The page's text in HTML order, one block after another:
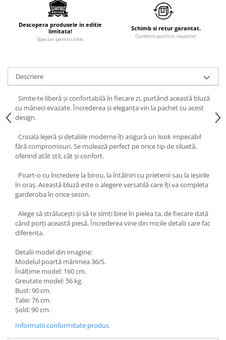
Descopera produsele in editie
limitata!
Special pentru tine.
Schimb si retur garantat.
Conform politicii noastre!
Descriere
Simte-te liberă și confortabilă în fiecare zi, purtând această bluză
cu mâneci evazate. Încrederea și eleganța vin la pachet cu acest
design.
Croiala lejeră și detaliile moderne îți asigură un look impecabil
fără compromisuri. Se mulează perfect pe orice tip de siluetă,
oferind atât stil, cât și confort.
Poart-o cu încredere la birou, la întâlniri cu prietenii sau la ieșirile
în oraș. Această bluză este o alegere versatilă care îți va completa
garderoba în orice sezon.
Alege să strălucești și să te simți bine în pielea ta, de fiecare dată
când porți această piesă. Încrederea vine din micile detalii care fac
diferența.
Detalii model din imagine:
Modelul poartă mărimea 36/S.
Înălțime model: 160 cm.
Greutate model: 56 kg.
Bust: 90 cm.
Talie: 76 cm.
Șold: 90 cm.
Informatii conformitate produs